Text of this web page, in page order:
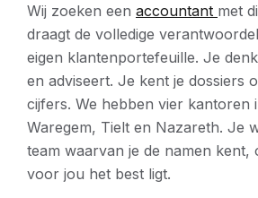
Wij zoeken een accountant met
draagt de volledige
eigen klantenportefeuille. Je
en adviseert. Je kent je dossiers
cijfers. We hebben vier kantoren
Waregem, Tielt en Nazareth. Je
team waarvan je de namen kent,
voor jou het best ligt.